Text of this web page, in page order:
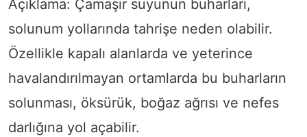
Açıklama: Çamaşır suyunun buharları,
solunum yollarında tahrişe neden olabilir.
Özellikle kapalı alanlarda ve yeterince
havalandırılmayan ortamlarda bu buharların
solunması, öksürük, boğaz ağrısı ve nefes
darlığına yol açabilir.